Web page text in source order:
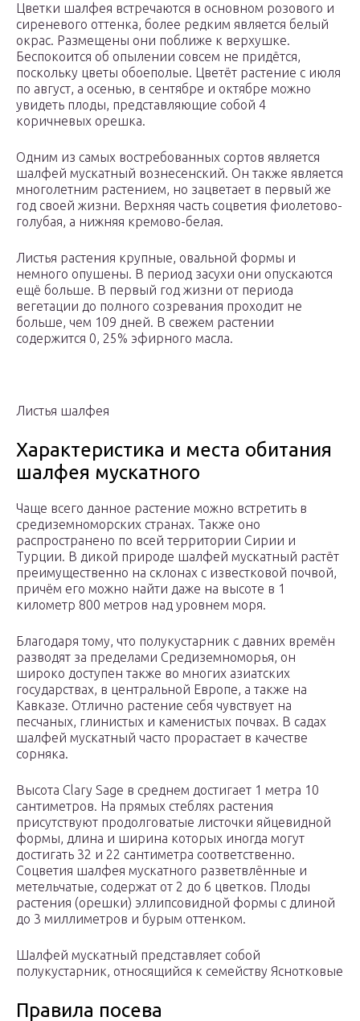
Цветки шалфея встречаются в основном розового и
сиреневого оттенка, более редким является белый
окрас. Размещены они поближе к верхушке.
Беспокоится об опылении совсем не придётся,
поскольку цветы обоеполые. Цветёт растение с июля
по август, а осенью, в сентябре и октябре можно
увидеть плоды, представляющие собой 4
коричневых орешка.
Одним из самых востребованных сортов является
шалфей мускатный вознесенский. Он также является
многолетним растением, но зацветает в первый же
год своей жизни. Верхняя часть соцветия фиолетово-
голубая, а нижняя кремово-белая.
Листья растения крупные, овальной формы и
немного опушены. В период засухи они опускаются
ещё больше. В первый год жизни от периода
вегетации до полного созревания проходит не
больше, чем 109 дней. В свежем растении
содержится 0, 25% эфирного масла.
Листья шалфея
Характеристика и места обитания
шалфея мускатного
Чаще всего данное растение можно встретить в
средиземноморских странах. Также оно
распространено по всей территории Сирии и
Турции. В дикой природе шалфей мускатный растёт
преимущественно на склонах с известковой почвой,
причём его можно найти даже на высоте в 1
километр 800 метров над уровнем моря.
Благодаря тому, что полукустарник с давних времён
разводят за пределами Средиземноморья, он
широко доступен также во многих азиатских
государствах, в центральной Европе, а также на
Кавказе. Отлично растение себя чувствует на
песчаных, глинистых и каменистых почвах. В садах
шалфей мускатный часто прорастает в качестве
сорняка.
Высота Clary Sage в среднем достигает 1 метра 10
сантиметров. На прямых стеблях растения
присутствуют продолговатые листочки яйцевидной
формы, длина и ширина которых иногда могут
достигать 32 и 22 сантиметра соответственно.
Соцветия шалфея мускатного разветвлённые и
метельчатые, содержат от 2 до 6 цветков. Плоды
растения (орешки) эллипсовидной формы с длиной
до 3 миллиметров и бурым оттенком.
Шалфей мускатный представляет собой
полукустарник, относящийся к семейству Яснотковые
Правила посева